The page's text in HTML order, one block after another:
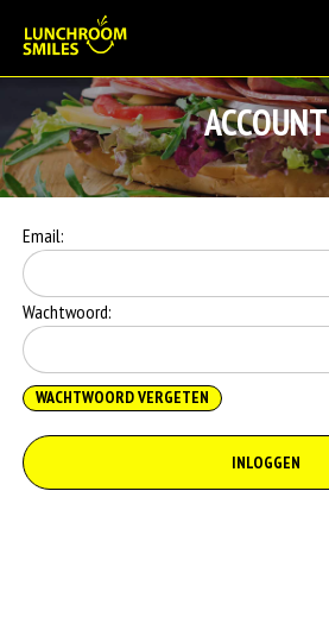
ACCOUNT
Email:
Wachtwoord:
WACHTWOORD VERGETEN
INLOGGEN